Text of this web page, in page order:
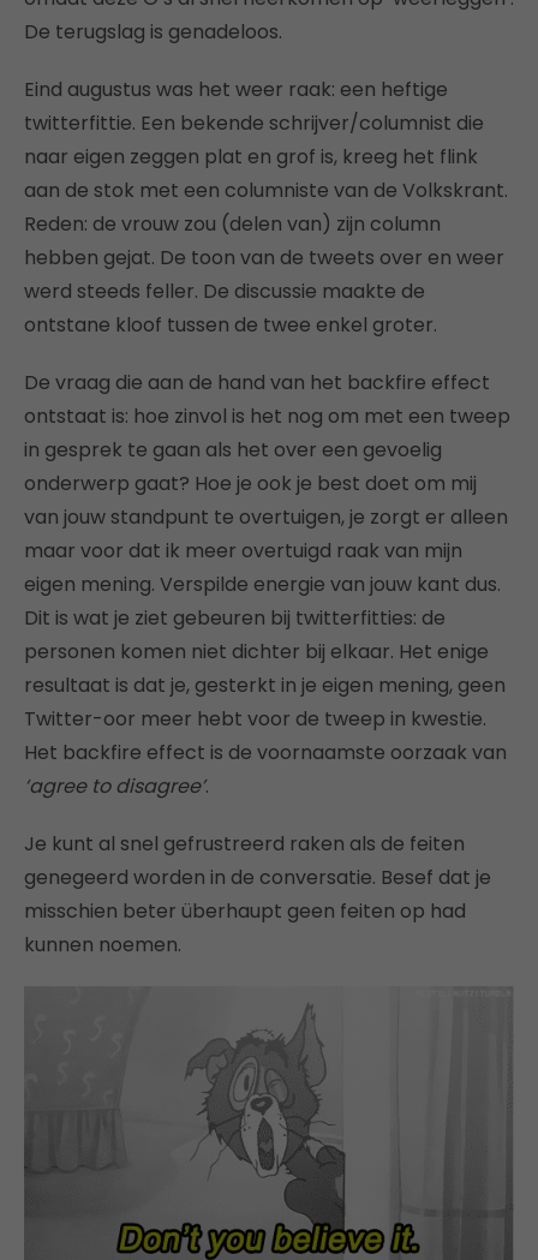
De terugslag is genadeloos.
Eind augustus was het weer raak: een heftige
twitterfittie. Een bekende schrijver/columnist die
naar eigen zeggen plat en grof is, kreeg het flink
aan de stok met een columniste van de Volkskrant.
Reden: de vrouw zou (delen van) zijn column
hebben gejat. De toon van de tweets over en weer
werd steeds feller. De discussie maakte de
ontstane kloof tussen de twee enkel groter.
De vraag die aan de hand van het backfire effect
ontstaat is: hoe zinvol is het nog om met een tweep
in gesprek te gaan als het over een gevoelig
onderwerp gaat? Hoe je ook je best doet om mij
van jouw standpunt te overtuigen, je zorgt er alleen
maar voor dat ik meer overtuigd raak van mijn
eigen mening. Verspilde energie van jouw kant dus.
Dit is wat je ziet gebeuren bij twitterfitties: de
personen komen niet dichter bij elkaar. Het enige
resultaat is dat je, gesterkt in je eigen mening, geen
Twitter-oor meer hebt voor de tweep in kwestie.
Het backfire effect is de voornaamste oorzaak van
‘agree to disagree’.
Je kunt al snel gefrustreerd raken als de feiten
genegeerd worden in de conversatie. Besef dat je
misschien beter überhaupt geen feiten op had
kunnen noemen.